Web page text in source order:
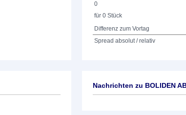
0
für 0 Stück
Differenz zum Vortag
Spread absolut / relativ
Nachrichten zu BOLIDEN